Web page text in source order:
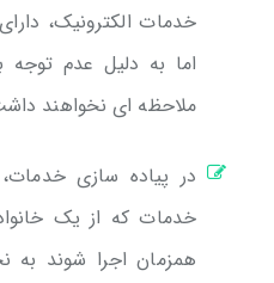
خدمات الکترونیک،
اما به دلیل عدم
ملاحظه ای نخواهند
در پیاده سازی
خدمات که از یک
همزمان اجرا شوند به